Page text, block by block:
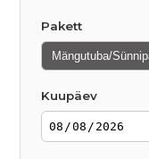
Pakett
Kuupäev